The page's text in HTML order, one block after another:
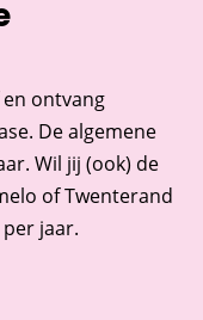
ontvang
De algemene
Wil jij (ook) de
of Twenterand
jaar.